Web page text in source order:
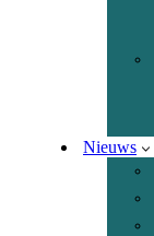
Nieuws